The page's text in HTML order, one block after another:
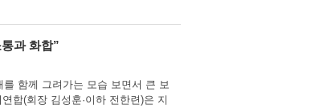
과 화합”
함께 그려가는 모습 보면서 큰 보
합(회장 김성훈·이하 전한련)은 지